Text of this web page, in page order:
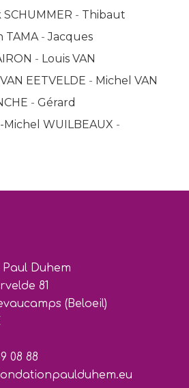
- Thibaut
TAMA-Jacques
- Louis VAN
EETVELDE - Michel VAN
- Gérard
Michel WUILBEAUX -
Duhem
81
(Beloeil)
08 88